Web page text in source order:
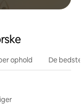
ophold De